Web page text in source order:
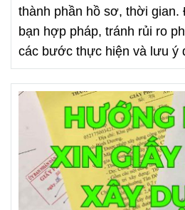
thành phần hồ sơ, thời
bạn hợp pháp, tránh rủi ro
các bước thực hiện và lưu ý